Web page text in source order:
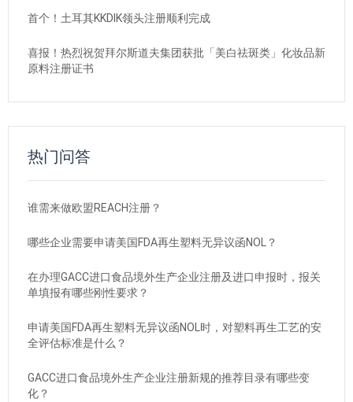
首个！土耳其KKDIK领头注册顺利完成
喜报！热烈祝贺拜尔斯道夫集团获批「美白祛斑类」化妆品新
原料注册证书
热门问答
谁需来做欧盟REACH注册？
哪些企业需要申请美国FDA再生塑料无异议函NOL？
在办理GACC进口食品境外生产企业注册及进口申报时，报关
单填报有哪些刚性要求？
申请美国FDA再生塑料无异议函NOL时，对塑料再生工艺的安
全评估标准是什么？
GACC进口食品境外生产企业注册新规的推荐目录有哪些变
化？